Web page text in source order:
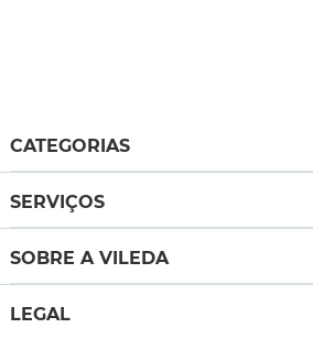
CATEGORIAS
SERVIÇOS
SOBRE A VILEDA
LEGAL